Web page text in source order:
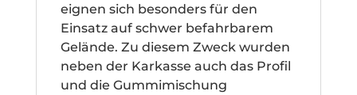
eignen sich besonders für den
Einsatz auf schwer befahrbarem
Gelände. Zu diesem Zweck wurden
neben der Karkasse auch das Profil
und die Gummimischung